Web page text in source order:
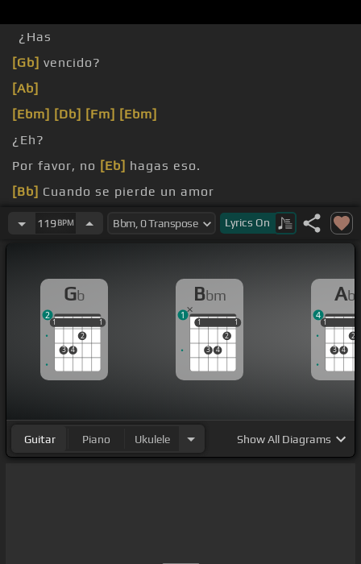
¿Has
[Gb] vencido?
[Ab]
[Ebm] [Db] [Fm] [Ebm]
¿Eh?
Por favor, no [Eb] hagas eso.
[Bb] Cuando se pierde un amor
En tu[Db] visión y en tu mente Cambia[C]todo
119 BPM Lyrics On
Gb
1
3 4
2
1
1 1
2
Bbm
1
3 4
2
1
1 1
1
Ab
1
3 4
2
1
4
Guitar Piano Ukulele ShowAll Diagrams